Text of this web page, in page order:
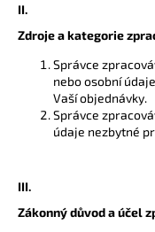
II.
Zdroje a kategorie
Správce
nebo osobní
Vaší objednávky.
Správce
údaje nezbytné
III.
Zákonný důvod a účel
p
o
e